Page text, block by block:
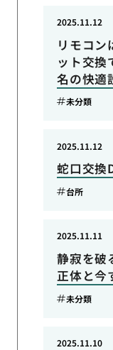
リモコン
ット交換
名の快適
2025.11.12
未分類
蛇口交換
2025.11.12
台所
静寂を破
正体と今
2025.11.11
未分類
2025.11.10